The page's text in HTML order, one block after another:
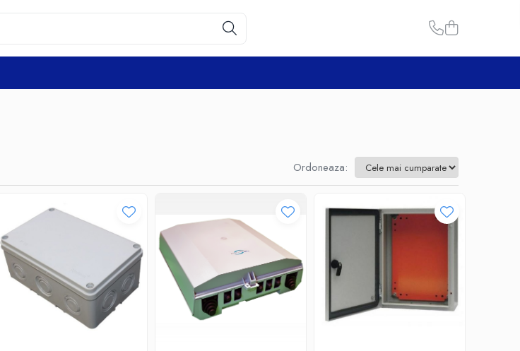
Ordoneaza: